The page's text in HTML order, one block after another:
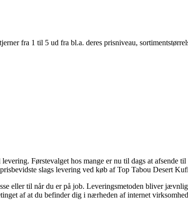
fra 1 til 5 ud fra bl.a. deres prisniveau,
Førstevalget hos mange er nu til dags at afsende
slags levering ved køb af Top Tabou Desert
eller til når du er på job. Leveringsmetoden bliver
af at du befinder dig i nærheden af internet